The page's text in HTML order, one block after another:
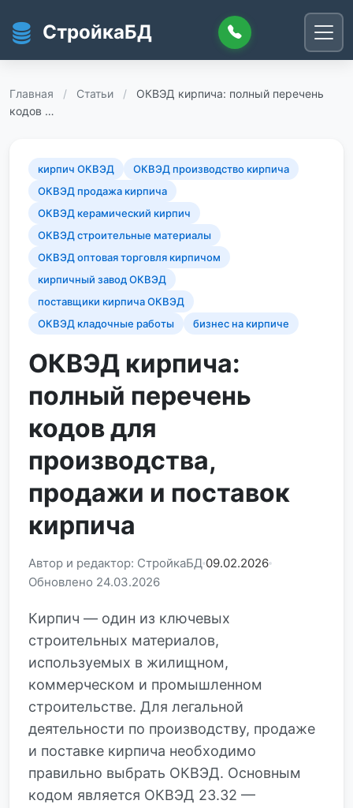
СтройкаБД
Главная / Статьи /
ОКВЭД кирпича: полный перечень
кодов …
кирпич ОКВЭД
ОКВЭД производство кирпича
ОКВЭД продажа кирпича
ОКВЭД керамический кирпич
ОКВЭД строительные материалы
ОКВЭД оптовая торговля кирпичом
кирпичный завод ОКВЭД
поставщики кирпича ОКВЭД
ОКВЭД кладочные работы
бизнес на кирпиче
ОКВЭД кирпича:
полный перечень
кодов для
производства,
продажи и поставок
кирпича
Автор и редактор: СтройкаБД 09.02.2026
Обновлено 24.03.2026
Кирпич — один из ключевых
строительных материалов,
используемых в жилищном,
коммерческом и промышленном
строительстве. Для легальной
деятельности по производству, продаже
и поставке кирпича необходимо
правильно выбрать ОКВЭД. Основным
кодом является ОКВЭД 23.32 —